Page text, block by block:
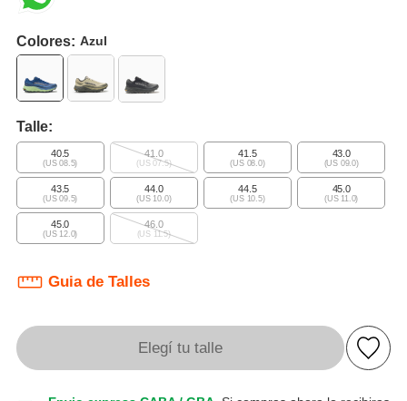
Colores: Azul
Talle:
40.5
(US 08.5)
41.0
(US 07.5)
41.5
(US 08.0)
43.0
(US 09.0)
43.5
(US 09.5)
44.0
(US 10.0)
44.5
(US 10.5)
45.0
(US 11.0)
45.0
(US 12.0)
46.0
(US 11.5)
Guia de Talles
Elegí tu talle